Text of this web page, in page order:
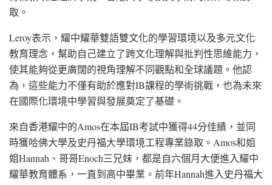
取。
Leroy表示，耀中耀華雙語雙文化的學習環境以及多元文化
教育理念，幫助自己建立了跨文化理解與批判性思維能力，
使其能夠從更廣闊的視角理解不同觀點和全球議題。他認
為，這些能力不僅有助於應對IB課程的學術挑戰，也為未來
在國際化環境中學習與發展奠定了基礎。
來自香港耀中的Amos在本屆IB考試中獲得44分佳績，並同
時獲哈佛大學及史丹福大學環境工程專業錄取。Amos和姐
姐Hannah、哥哥Enoch三兄妹，都是自六個月大便進入耀中
耀華教育體系，一直到高中畢業。前年Hannah進入史丹福大